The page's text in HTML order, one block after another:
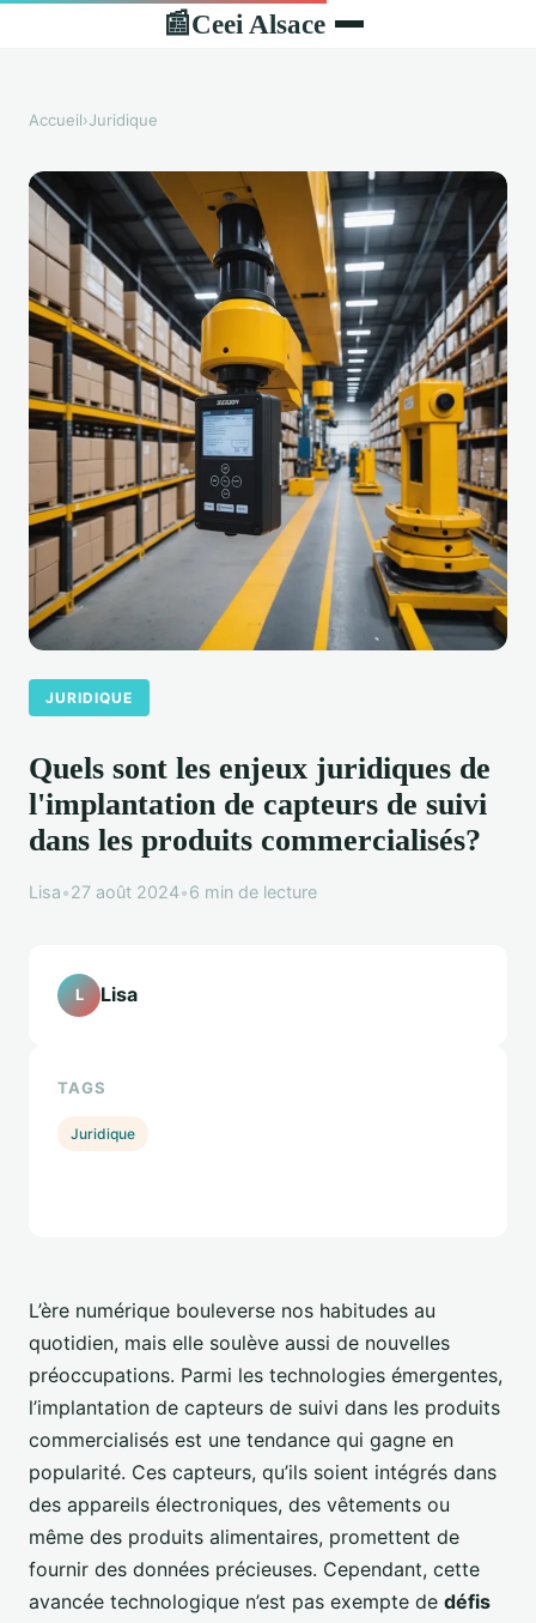
📰Ceei Alsace
Accueil›Juridique
JURIDIQUE
Quels sont les enjeux juridiques de
l'implantation de capteurs de suivi
dans les produits commercialisés?
Lisa•27 août 2024•6 min de lecture
L’ère numérique bouleverse nos habitudes au
quotidien, mais elle soulève aussi de nouvelles
préoccupations. Parmi les technologies émergentes,
l’implantation de capteurs de suivi dans les produits
commercialisés est une tendance qui gagne en
popularité. Ces capteurs, qu’ils soient intégrés dans
des appareils électroniques, des vêtements ou
même des produits alimentaires, promettent de
fournir des données précieuses. Cependant, cette
avancée technologique n’est pas exempte de défis
L Lisa
TAGS
Juridique